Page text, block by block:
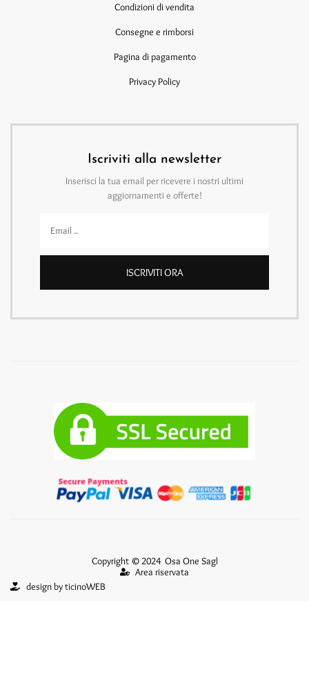
Condizioni di vendita
Consegne e rimborsi
Pagina di pagamento
Privacy Policy
Iscriviti alla newsletter
Inserisci la tua email per ricevere i nostri ultimi
aggiornamenti e offerte!
ISCRIVITI ORA
Copyright © 2024 Osa One Sagl
Area riservata
design by ticinoWEB